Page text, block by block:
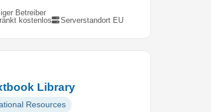
Betreiber
kostenlos
Serverstandort EU
Library
Resources